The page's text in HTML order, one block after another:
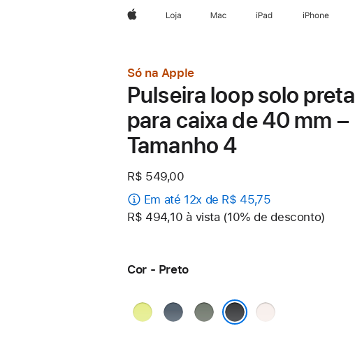
AppleLoja Mac iPad iPhone
Só na Apple
Pulseira loop solo preta
para caixa de 40 mm –
Tamanho 4
R$ 549,00
Em até 12x de R$ 45,75
R$ 494,10 à vista (10% de desconto)
Cor - Preto
Amarelo-
Azul-
Cinza-
esverdeado
Blush-